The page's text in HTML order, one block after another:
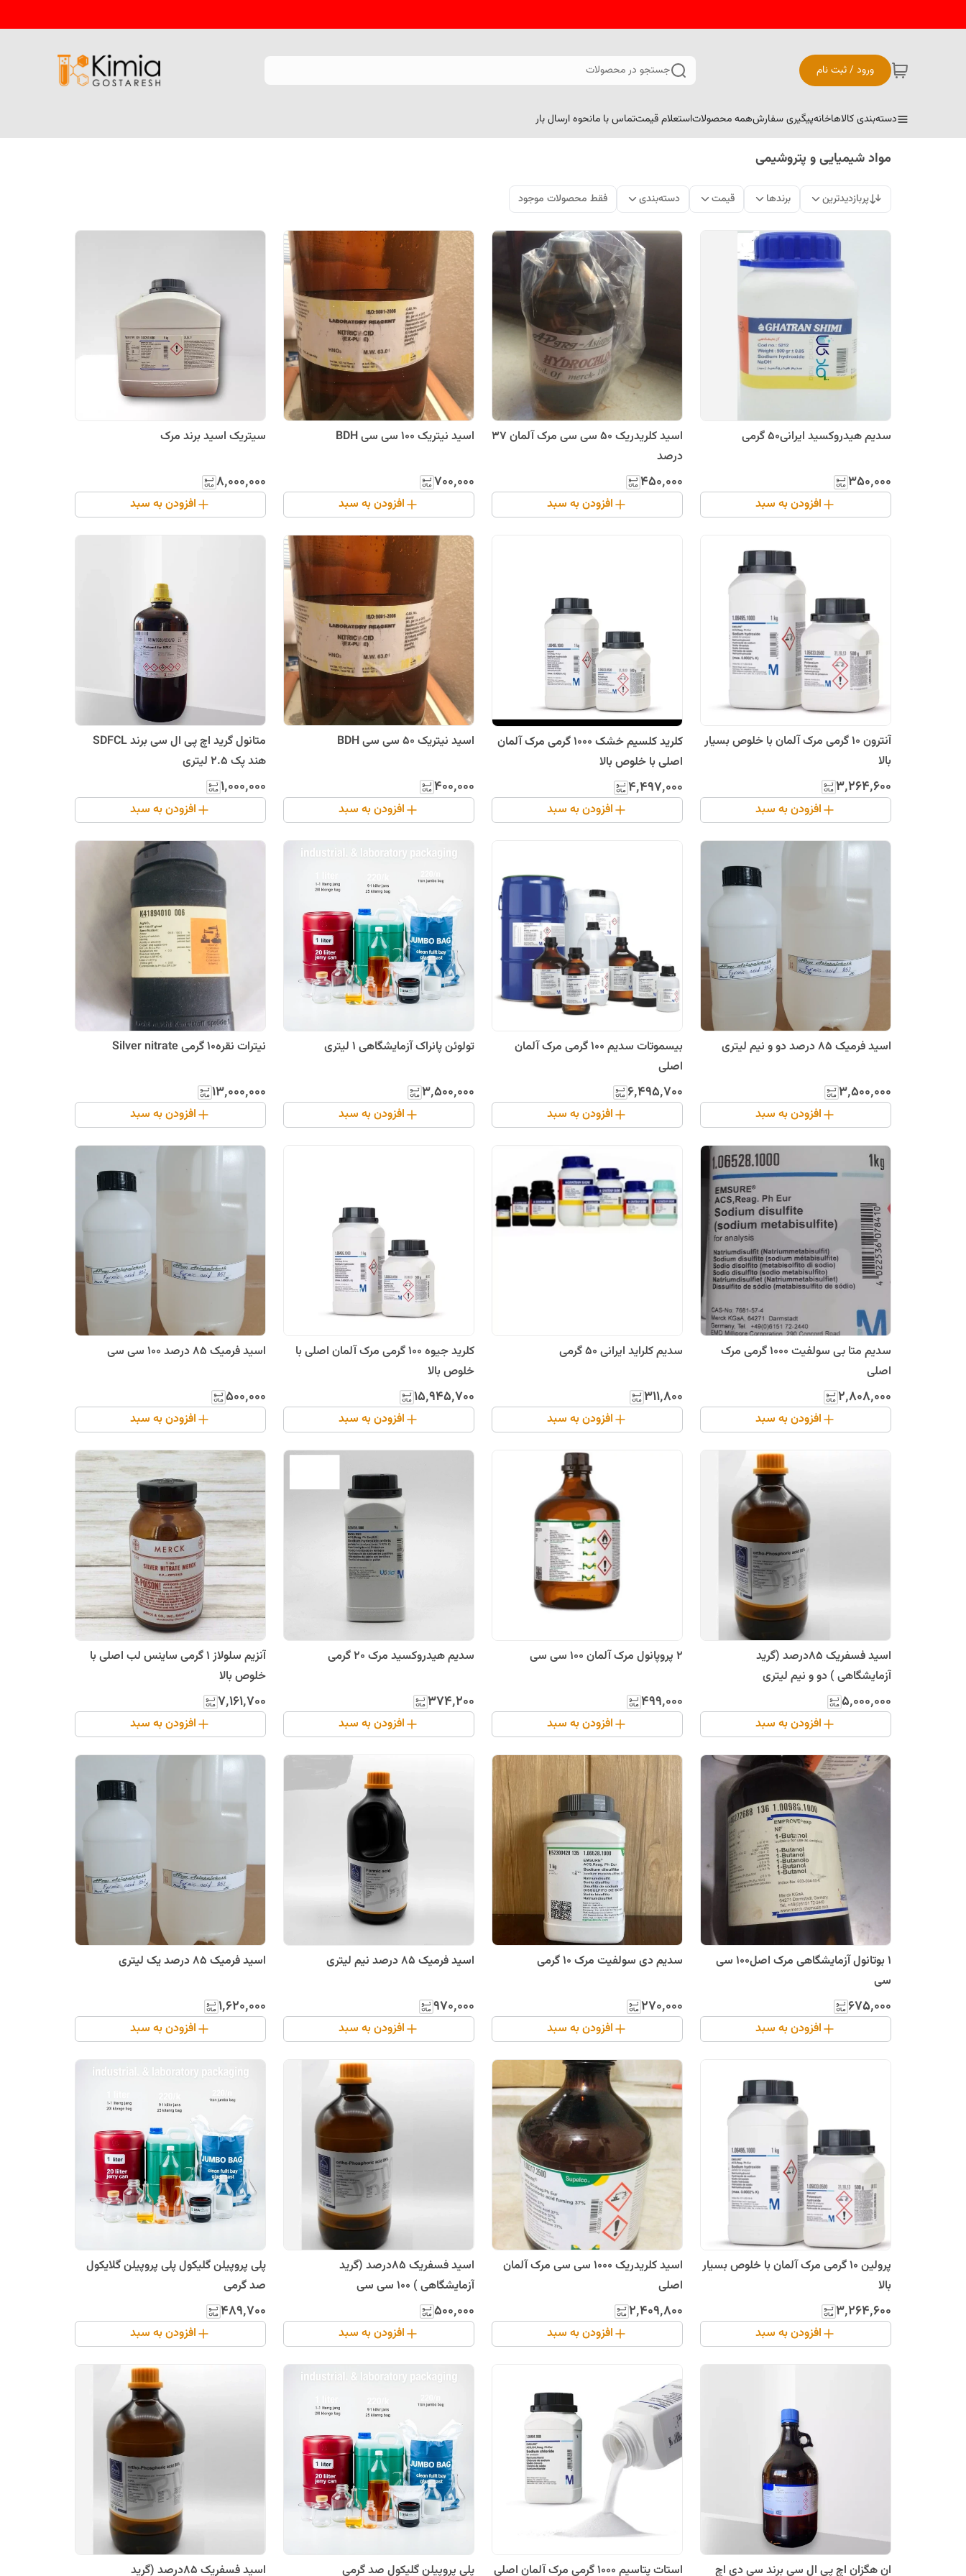
ورود / ثبت نام جستجو در محصولات
دسته‌بندی کالاهاخانهپیگیری سفارشهمه محصولاتاستعلام قیمتتماس با مانحوه ارسال بار
مواد شیمیایی و پتروشیمی
پربازدیدترین برندها قیمت دسته‌بندی فقط محصولات موجود
سدیم هیدروکسید ایرانی50 گرمی
۳۵۰٬۰۰۰
افزودن به سبد
اسید کلریدریک 50 سی سی مرک آلمان 37
درصد
۴۵۰٬۰۰۰
افزودن به سبد
اسید نیتریک 100 سی سی BDH
۷۰۰٬۰۰۰
افزودن به سبد
سیتریک اسید برند مرک
۸٬۰۰۰٬۰۰۰
افزودن به سبد
آنترون 10 گرمی مرک آلمان با خلوص بسیار
بالا
۳٬۲۶۴٬۶۰۰
افزودن به سبد
کلرید کلسیم خشک 1000 گرمی مرک آلمان
اصلی با خلوص بالا
۴٬۴۹۷٬۰۰۰
افزودن به سبد
اسید نیتریک 50 سی سی BDH
۴۰۰٬۰۰۰
افزودن به سبد
متانول گرید اچ پی ال سی برند SDFCL
هند پک 2.5 لیتری
۱٬۰۰۰٬۰۰۰
افزودن به سبد
اسید فرمیک 85 درصد دو و نیم لیتری
۳٬۵۰۰٬۰۰۰
افزودن به سبد
بیسموتات سدیم 100 گرمی مرک آلمان
اصلی
۶٬۴۹۵٬۷۰۰
افزودن به سبد
تولوئن پانراک آزمایشگاهی 1 لیتری
۳٬۵۰۰٬۰۰۰
افزودن به سبد
نیترات نقره10 گرمی Silver nitrate
۱۳٬۰۰۰٬۰۰۰
افزودن به سبد
سدیم متا بی سولفیت 1000 گرمی مرک
اصلی
۲٬۸۰۸٬۰۰۰
افزودن به سبد
سدیم کلراید ایرانی 50 گرمی
۳۱۱٬۸۰۰
افزودن به سبد
کلرید جیوه 100 گرمی مرک آلمان اصلی با
خلوص بالا
۱۵٬۹۴۵٬۷۰۰
افزودن به سبد
اسید فرمیک 85 درصد 100 سی سی
۵۰۰٬۰۰۰
افزودن به سبد
اسید فسفریک 85درصد (گرید
آزمایشگاهی ) دو و نیم لیتری
۵٬۰۰۰٬۰۰۰
افزودن به سبد
2 پروپانول مرک آلمان 100 سی سی
۴۹۹٬۰۰۰
افزودن به سبد
سدیم هیدروکسید مرک 20 گرمی
۳۷۴٬۲۰۰
افزودن به سبد
آنزیم سلولاز 1 گرمی ساینس لب اصلی با
خلوص بالا
۷٬۱۶۱٬۷۰۰
افزودن به سبد
1 بوتانول آزمایشگاهی مرک اصل100 سی
سی
۶۷۵٬۰۰۰
افزودن به سبد
سدیم دی سولفیت مرک 10 گرمی
۲۷۰٬۰۰۰
افزودن به سبد
اسید فرمیک 85 درصد نیم لیتری
۹۷۰٬۰۰۰
افزودن به سبد
اسید فرمیک 85 درصد یک لیتری
۱٬۶۲۰٬۰۰۰
افزودن به سبد
پرولین 10 گرمی مرک آلمان با خلوص بسیار
بالا
۳٬۲۶۴٬۶۰۰
افزودن به سبد
اسید کلریدریک 1000 سی سی مرک آلمان
اصلی
۲٬۴۰۹٬۸۰۰
افزودن به سبد
اسید فسفریک 85درصد (گرید
آزمایشگاهی ) 100 سی سی
۵۰۰٬۰۰۰
افزودن به سبد
پلی پروپیلن گلیکول پلی پروپیلن گلایکول
صد گرمی
۴۸۹٬۷۰۰
افزودن به سبد
ان هگزان اچ پی ال سی برند سی دی اچ استات پتاسیم 1000 گرمی مرک آلمان اصلی پلی پروپیلن گلیکول صد گرمی اسید فسفریک 85درصد (گرید